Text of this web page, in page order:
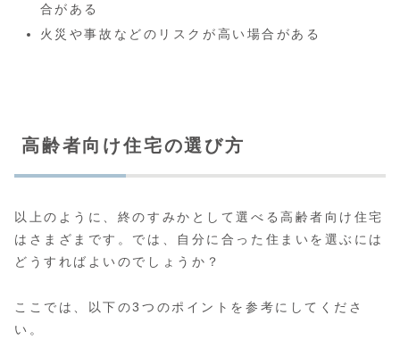
合がある
火災や事故などのリスクが高い場合がある
高齢者向け住宅の選び方
以上のように、終のすみかとして選べる高齢者向け住宅
はさまざまです。では、自分に合った住まいを選ぶには
どうすればよいのでしょうか？
ここでは、以下の3つのポイントを参考にしてくださ
い。